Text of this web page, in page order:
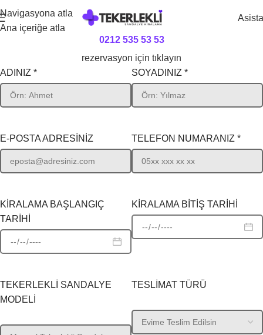
Navigasyona atla
Ana içeriğe atla
0212 535 53 53
rezervasyon için tıklayın
ADINIZ *
SOYADINIZ *
E-POSTA ADRESİNİZ TELEFON NUMARANIZ *
KİRALAMA BAŞLANGIÇ
TARİHİ
KİRALAMA BİTİŞ TARİHİ
TEKERLEKLİ SANDALYE
MODELİ
TESLİMAT TÜRÜ